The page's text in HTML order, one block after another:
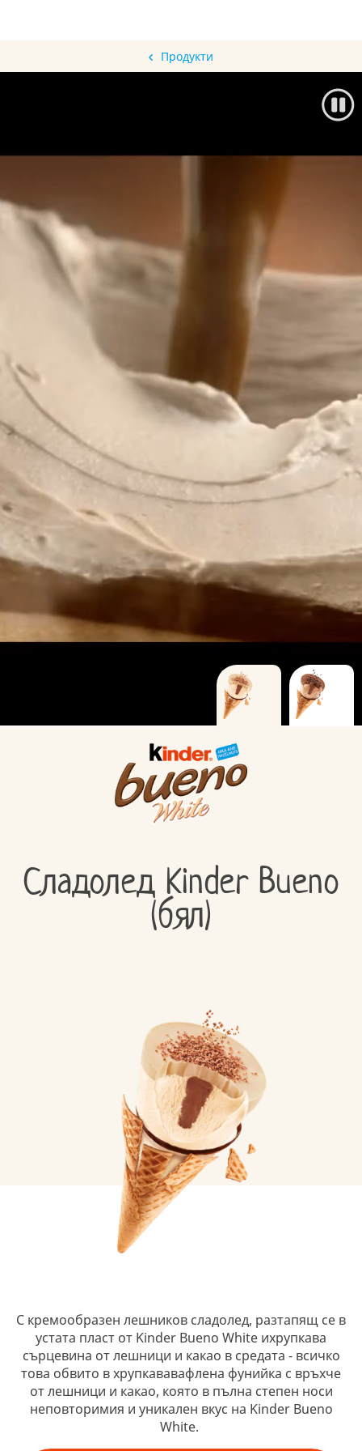
Продукти
Сладолед Kinder Bueno
(бял)
С кремообразен лешников сладолед, разтапящ се в
устата пласт от Kinder Bueno White ихрупкава
сърцевина от лешници и какао в средата - всичко
това обвито в хрупкававафлена фунийка с връхче
от лешници и какао, която в пълна степен носи
неповторимия и уникален вкус на Kinder Bueno
White.